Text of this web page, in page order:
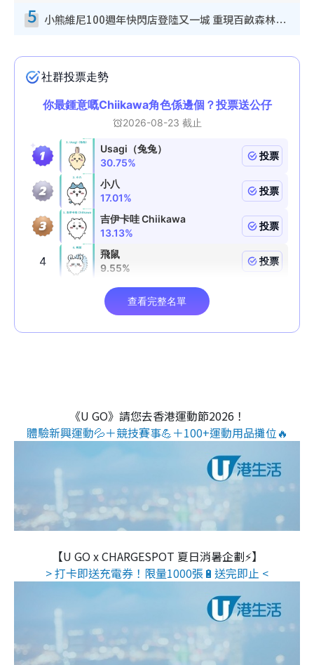
5 小熊維尼100週年快閃店登陸又一城 重現百畝森林經典場景／獨家限定盲盒登場／專屬DIY香水
《U GO》請您去香港運動節2026！
體驗新興運動💦＋競技賽事💪＋100+運動用品攤位🔥
【U GO x CHARGESPOT 夏日消暑企劃⚡】
> 打卡即送充電券！限量1000張🔋送完即止 <